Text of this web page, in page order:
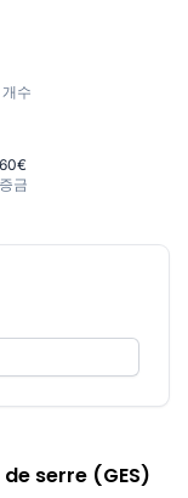
개수
금
serre (GES)